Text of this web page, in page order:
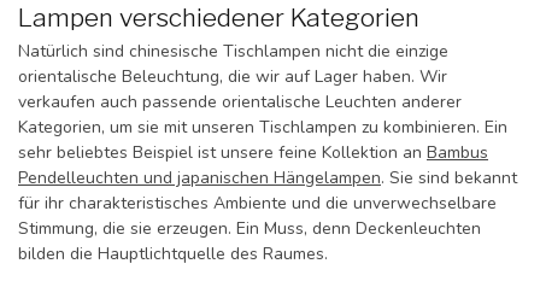
Lampen verschiedener Kategorien
Natürlich sind chinesische Tischlampen nicht die einzige
orientalische Beleuchtung, die wir auf Lager haben. Wir
verkaufen auch passende orientalische Leuchten anderer
Kategorien, um sie mit unseren Tischlampen zu kombinieren. Ein
sehr beliebtes Beispiel ist unsere feine Kollektion an Bambus
Pendelleuchten und japanischen Hängelampen. Sie sind bekannt
für ihr charakteristisches Ambiente und die unverwechselbare
Stimmung, die sie erzeugen. Ein Muss, denn Deckenleuchten
bilden die Hauptlichtquelle des Raumes.